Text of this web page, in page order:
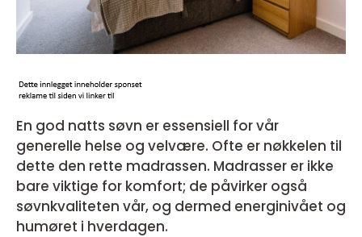
En god natts søvn er essensiell for vår
generelle helse og velvære. Ofte er nøkkelen til
dette den rette madrassen. Madrasser er ikke
bare viktige for komfort; de påvirker også
søvnkvaliteten vår, og dermed energinivået og
humøret i hverdagen.